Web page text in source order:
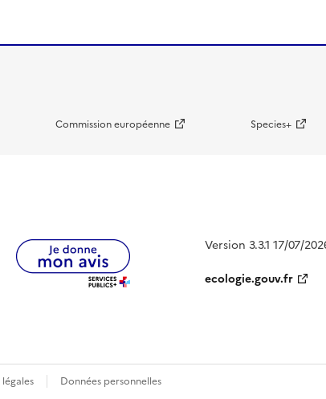
Commission européenne Species+
Version 3.3.1 17/07/
ecologie.gouv.fr
Données personnelles